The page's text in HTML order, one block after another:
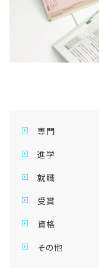
専門
進学
就職
受賞
資格
その他